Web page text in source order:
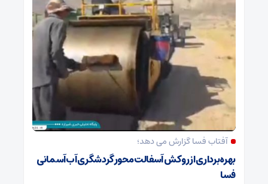
آفتاب فسا گزارش می دهد؛
بهره‌برداری از روکش آسفالت محور گردشگری آب‌آسمانی
فسا